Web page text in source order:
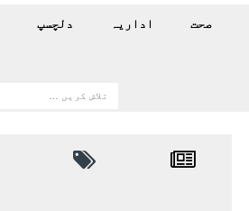
صحت اداريہ دلچسپ